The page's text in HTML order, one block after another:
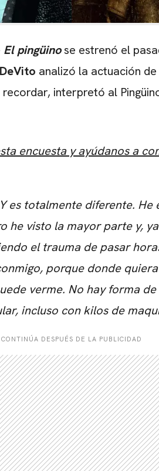
El pingüinose estrenó el
analizó la actuación de
interpretó al
encuesta y ayúdanos a
es totalmente diferente.
he visto la mayor parte y,
el trauma de pasar
porque donde
verme. No hay forma
incluso con kilos de
CONTINÚA DESPUÉS DE LA PUBLICIDAD